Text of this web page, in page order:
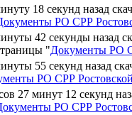
18 секунд назад
РО СРР
42 секунды назад
"Документы РО
55 секунд назад
РО СРР
27 минут 12 секунд
РО СРР